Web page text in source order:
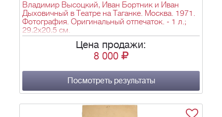
Владимир Высоцкий, Иван Бортник и Иван
Дыховичный в Театре на Таганке. Москва. 1971.
Фотография. Оригинальный отпечаток. - 1 л.;
29,2х20,5 см.
Цена продажи:
8 000
Посмотреть результаты